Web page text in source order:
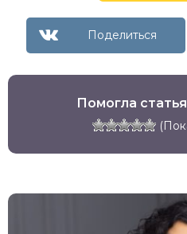
Помогла